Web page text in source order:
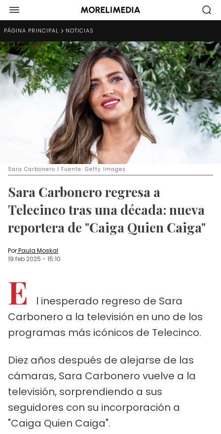
PÁGINA PRINCIPAL NOTICIAS
Sara Carbonero | Fuente: Getty Images
Sara Carbonero regresa a
Telecinco tras una década: nueva
reportera de "Caiga Quien Caiga"
PorPaula Moskal
19 feb 2025 - 15:10
E
l inesperado regreso de Sara
Carbonero a la televisión en uno de los
programas más icónicos de Telecinco.
Diez años después de alejarse de las
cámaras, Sara Carbonero vuelve a la
televisión, sorprendiendo a sus
seguidores con su incorporación a
"Caiga Quien Caiga".